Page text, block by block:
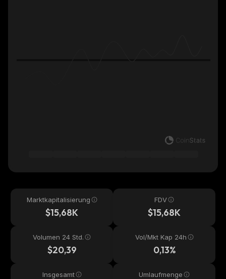
Marktkapitalisierung
$15,68K
FDV
$15,68K
Volumen 24 Std.
$20,39
Vol/Mkt Kap 24h
0,13%
Insgesamt Umlaufmenge